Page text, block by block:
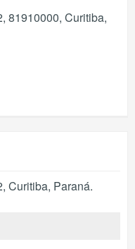
81910000, Curitiba,
, Curitiba, Paraná.